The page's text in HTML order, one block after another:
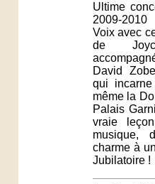
Ultime
2009-
Voix avec
de
David
qui
même la
Palais
vraie
musique,
charme à
Jubilatoire !